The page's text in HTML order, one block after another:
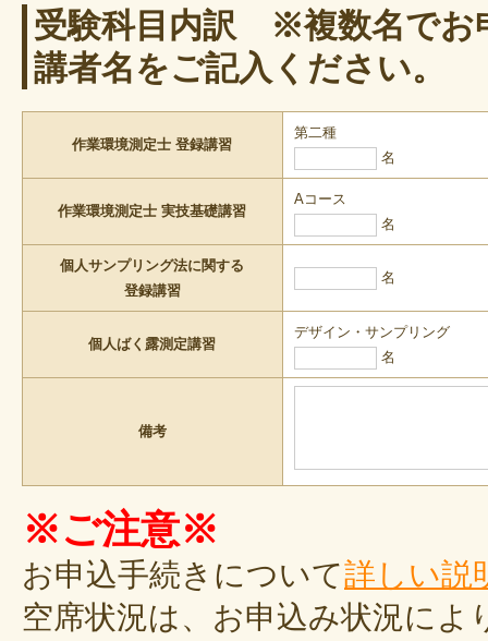
受験科目内訳 ※複数名でお
講者名をご記入ください。
作業環境測定士 登録講習
第二種
名
作業環境測定士 実技基礎講習
Aコース
名
個人サンプリング法に関する
登録講習
名
個人ばく露測定講習
デザイン・サンプリング
名
備考
※ご注意※
お申込手続きについて詳しい説
空席状況は、お申込み状況に